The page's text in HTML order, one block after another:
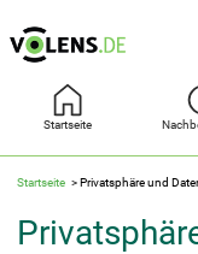
Startseite
Startseite Privatsphäre und